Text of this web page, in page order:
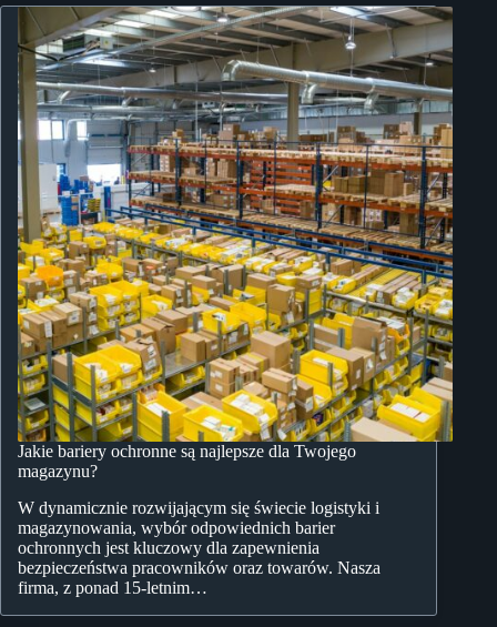
Jakie bariery ochronne są najlepsze dla Twojego
magazynu?
W dynamicznie rozwijającym się świecie logistyki i
magazynowania, wybór odpowiednich barier
ochronnych jest kluczowy dla zapewnienia
bezpieczeństwa pracowników oraz towarów. Nasza
firma, z ponad 15-letnim…